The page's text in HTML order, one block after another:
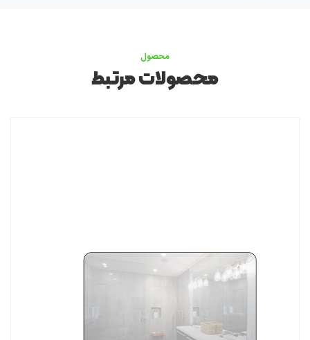
محصول
محصولات مرتبط